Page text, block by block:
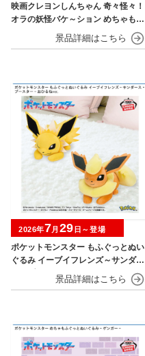
映画クレヨンしんちゃん 奇々怪々！
オラの妖怪バケ～ション めちゃもふ
ぐっとぬいぐるみ シロ
ポケットモンスター もふぐっとぬい
ぐるみ イーブイフレンズ～サンダー
ス・ブースター～おひるねver.
2026年7月 29 日～登場